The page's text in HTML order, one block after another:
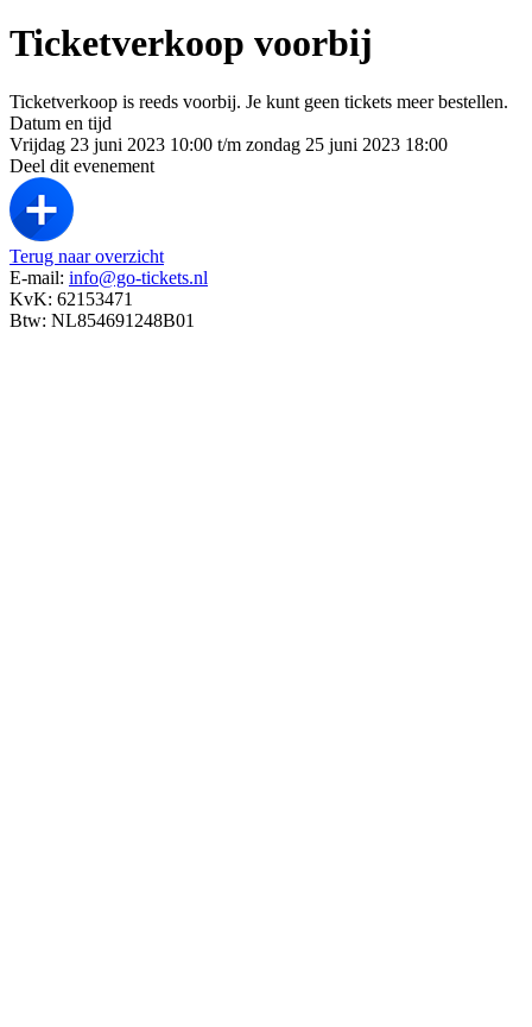
Ticketverkoop voorbij
Ticketverkoop is reeds voorbij. Je kunt geen tickets meer bestellen.
Datum en tijd
Vrijdag 23 juni 2023 10:00 t/m zondag 25 juni 2023 18:00
Deel dit evenement
Terug naar overzicht
E-mail: info@go-tickets.nl
KvK: 62153471
Btw: NL854691248B01